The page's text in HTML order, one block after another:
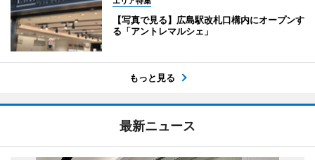
【写真で見る】広島駅改札口構内にオープンす
る「アントレマルシェ」
もっと見る
最新ニュース